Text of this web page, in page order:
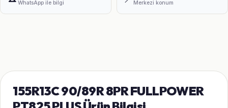
WhatsApp ile bilgi Merkezi konum
155R13C 90/89R 8PR FULLPOWER